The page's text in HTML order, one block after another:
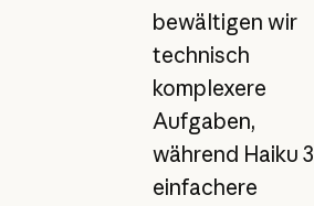
bewältigen wir
technisch
komplexere
Aufgaben,
während Haiku 3
einfachere